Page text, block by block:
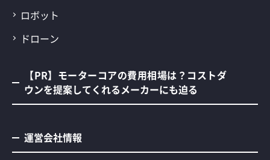
ロボット
ドローン
【PR】モーターコアの費用相場は？コストダ
ウンを提案してくれるメーカーにも迫る
運営会社情報